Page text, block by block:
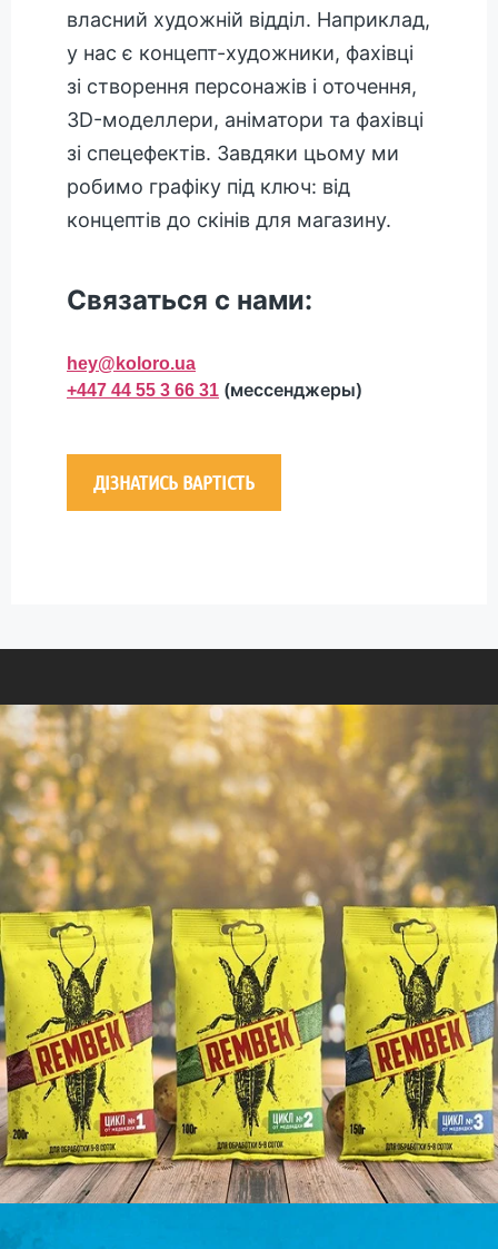
власний художній відділ. Наприклад,
у нас є концепт-художники, фахівці
зі створення персонажів і оточення,
3D-моделлери, аніматори та фахівці
зі спецефектів. Завдяки цьому ми
робимо графіку під ключ: від
концептів до скінів для магазину.
Связаться с нами:
hey@koloro.ua
+447 44 55 3 66 31 (мессенджеры)
ДІЗНАТИСЬ ВАРТІСТЬ